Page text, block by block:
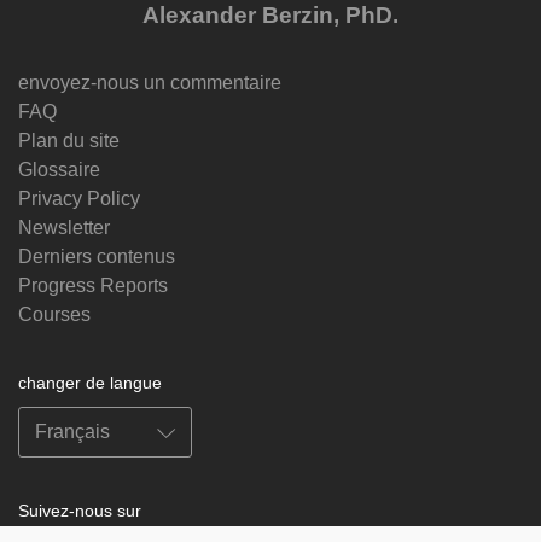
Alexander Berzin, PhD.
envoyez-nous un commentaire
FAQ
Plan du site
Glossaire
Privacy Policy
Newsletter
Derniers contenus
Progress Reports
Courses
changer de langue
Suivez-nous sur